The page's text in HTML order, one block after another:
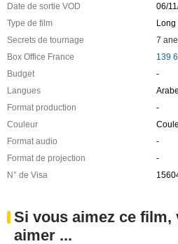
Date de sortie VOD
06/
Type de film
Long
Secrets de tournage
7
Box Office France
139
Budget
-
Langues
Arabe
Format production
-
Couleur
Format audio
-
Format de projection
-
N° de Visa
Si vous aimez ce film,
aimer ...